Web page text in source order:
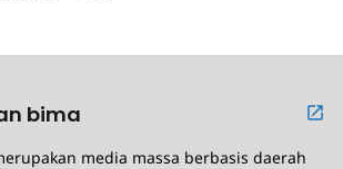
bima
media massa berbasis daerah